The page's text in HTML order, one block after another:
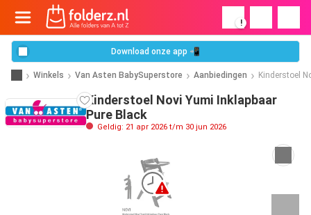
!
Download onze app 📲
Winkels Van Asten BabySuperstore Aanbiedingen Kinderstoel
Kinderstoel Novi Yumi Inklapbaar
Pure Black
Geldig: 21 apr 2026 t/m 30 jun 2026